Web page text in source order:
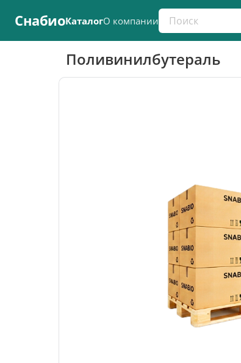
СнабиоКаталогО компанииПоиск по каталогу
Поливинилбутераль